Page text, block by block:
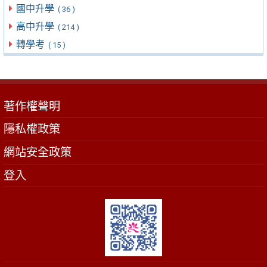
國中升學 ( 36 )
高中升學 ( 214 )
轉學考 ( 15 )
著作權聲明
隱私權政策
網站安全政策
登入